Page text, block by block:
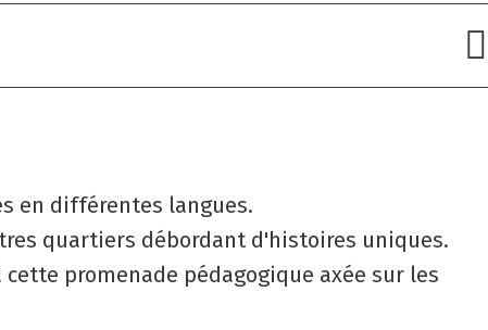
en différentes langues.
quartiers débordant d'histoires uniques.
promenade pédagogique axée sur les